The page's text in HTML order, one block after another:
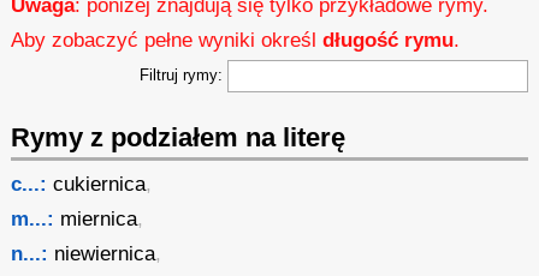
Uwaga: poniżej znajdują się tylko przykładowe rymy.
Aby zobaczyć pełne wyniki określdługość rymu.
Filtruj rymy:
Rymy z podziałem na literę
c...: cukiernica,
m...: miernica,
n...: niewiernica,